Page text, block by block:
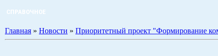
СПРАВОЧНОЕ
Главная » Новости » Приоритетный проект "Формирование